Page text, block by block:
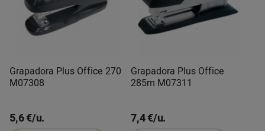
Grapadora Plus Office 270
M07308
5,6 €/u.
Grapadora Plus Office
285m M07311
7,4 €/u.